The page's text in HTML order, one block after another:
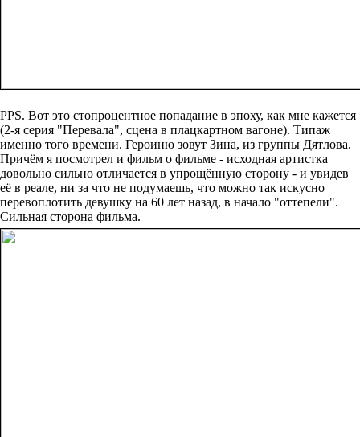
PPS. Вот это стопроцентное попадание в эпоху, как мне кажется
(2-я серия "Перевала", сцена в плацкартном вагоне). Типаж
именно того времени. Героиню зовут Зина, из группы Дятлова.
Причём я посмотрел и фильм о фильме - исходная артистка
довольно сильно отличается в упрощённую сторону - и увидев
её в реале, ни за что не подумаешь, что можно так искусно
перевоплотить девушку на 60 лет назад, в начало "оттепели".
Cильная сторона фильма.